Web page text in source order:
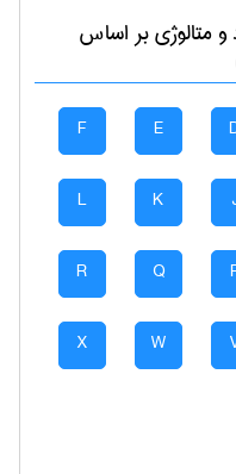
متالوژیبر اساس
E
F
K
L
Q
R
W
X